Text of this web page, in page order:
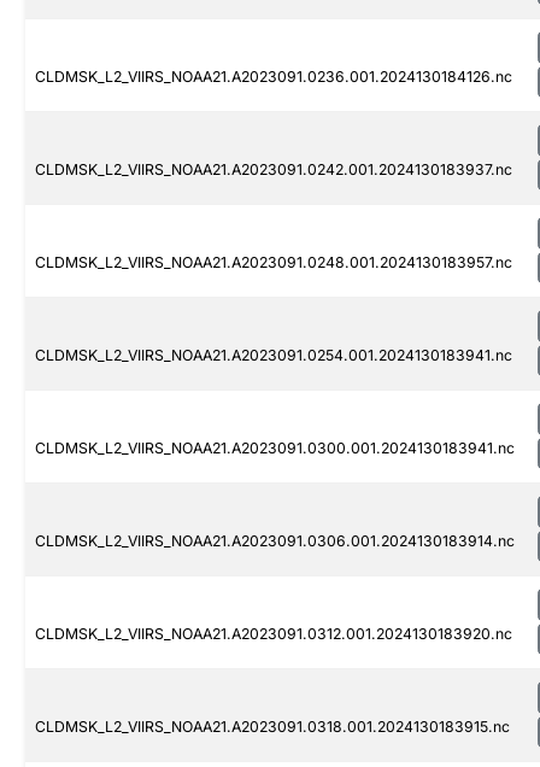
CLDMSK_L2_VIIRS_NOAA21.A2023091.0236.001.2024130184126.nc
CLDMSK_L2_VIIRS_NOAA21.A2023091.0242.001.2024130183937.nc
CLDMSK_L2_VIIRS_NOAA21.A2023091.0248.001.2024130183957.nc
CLDMSK_L2_VIIRS_NOAA21.A2023091.0254.001.2024130183941.nc
CLDMSK_L2_VIIRS_NOAA21.A2023091.0300.001.2024130183941.nc
CLDMSK_L2_VIIRS_NOAA21.A2023091.0306.001.2024130183914.nc
CLDMSK_L2_VIIRS_NOAA21.A2023091.0312.001.2024130183920.nc
CLDMSK_L2_VIIRS_NOAA21.A2023091.0318.001.2024130183915.nc